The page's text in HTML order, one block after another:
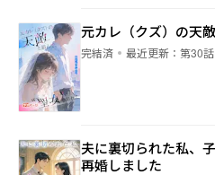
元カレ（クズ）の天
完結済 最近更新： 第30
夫に裏切られた私、
再婚しました